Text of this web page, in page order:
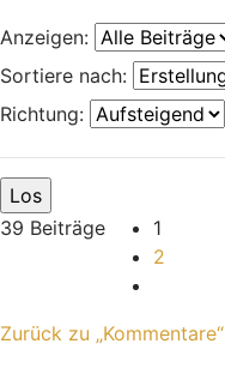
Anzeigen:
Sortiere nach:
Richtung:
39 Beiträge
1
2
Zurück zu „Kommentare“